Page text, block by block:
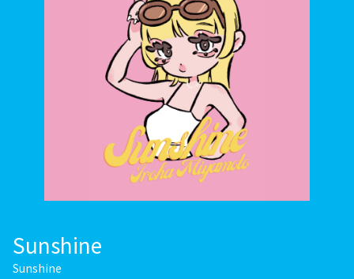
Sunshine
Sunshine